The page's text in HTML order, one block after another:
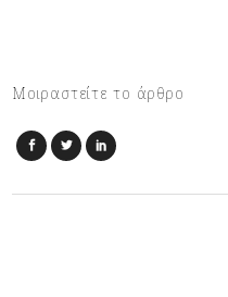
Μοιραστείτε το άρθρο